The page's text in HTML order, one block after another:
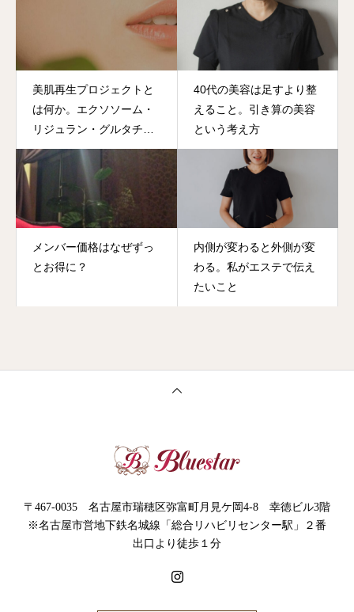
美肌再生プロジェクトと
は何か。エクソソーム・
リジュラン・グルタチオ
ンの組み合わせ
40代の美容は足すより整
えること。引き算の美容
という考え方
メンバー価格はなぜずっ
とお得に？
内側が変わると外側が変
わる。私がエステで伝え
たいこと
〒467-0035 名古屋市瑞穂区弥富町月見ケ岡4-8 幸徳ビル3階
※名古屋市営地下鉄名城線「総合リハビリセンター駅」２番
出口より徒歩１分